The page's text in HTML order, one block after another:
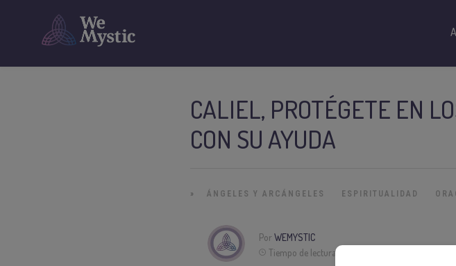
CALIEL, PROTÉGETE EN
CON SU AYUDA
» ÁNGELES Y ARCÁNGELES ESPIRITUALIDAD
Por WEMYSTIC
Tiempo de lectura: